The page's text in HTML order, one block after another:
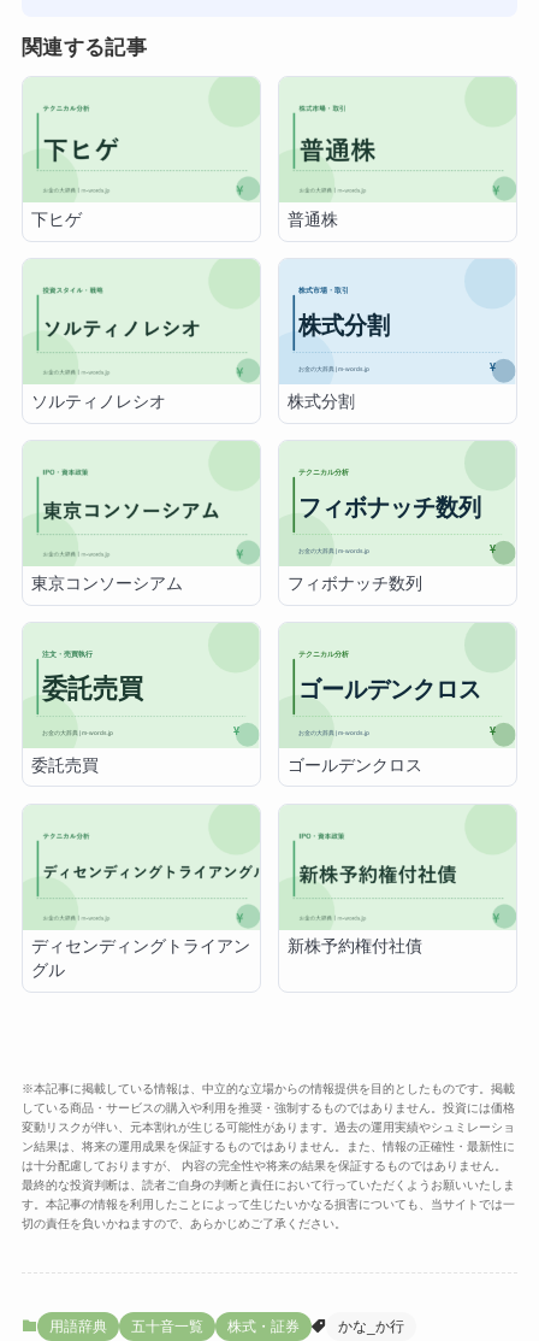
関連する記事
下ヒゲ 普通株
ソルティノレシオ 株式分割
東京コンソーシアム フィボナッチ数列
委託売買 ゴールデンクロス
ディセンディングトライアン
グル
新株予約権付社債
※本記事に掲載している情報は、中立的な立場からの情報提供を目的としたものです。掲載
している商品・サービスの購入や利用を推奨・強制するものではありません。投資には価格
変動リスクが伴い、元本割れが生じる可能性があります。過去の運用実績やシュミレーショ
ン結果は、将来の運用成果を保証するものではありません。また、情報の正確性・最新性に
は十分配慮しておりますが、 内容の完全性や将来の結果を保証するものではありません。
最終的な投資判断は、読者ご自身の判断と責任において行っていただくようお願いいたしま
す。本記事の情報を利用したことによって生じたいかなる損害についても、当サイトでは一
切の責任を負いかねますので、あらかじめご了承ください。
用語辞典 五十音一覧 株式・証券 かな_か行